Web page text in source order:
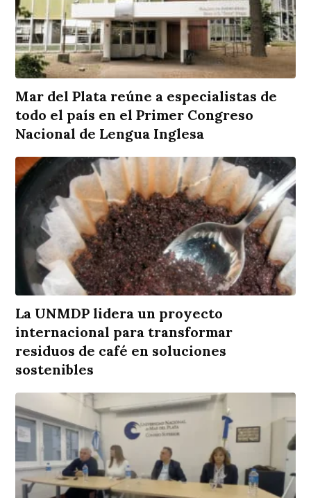
Mar del Plata reúne a especialistas de
todo el país en el Primer Congreso
Nacional de Lengua Inglesa
La UNMDP lidera un proyecto
internacional para transformar
residuos de café en soluciones
sostenibles